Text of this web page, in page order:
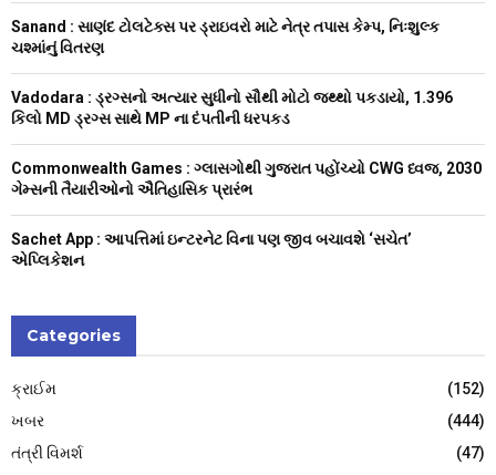
Sanand : સાણંદ ટોલટેક્સ પર ડ્રાઇવરો માટે નેત્ર તપાસ કેમ્પ, નિઃશુલ્ક
ચશ્માંનું વિતરણ
Vadodara : ડ્રગ્સનો અત્યાર સુધીનો સૌથી મોટો જથ્થો પકડાયો, 1.396
કિલો MD ડ્રગ્સ સાથે MP ના દંપતીની ધરપકડ
Commonwealth Games : ગ્લાસગોથી ગુજરાત પહોંચ્યો CWG ધ્વજ, 2030
ગેમ્સની તૈયારીઓનો ઐતિહાસિક પ્રારંભ
Sachet App : આપત્તિમાં ઇન્ટરનેટ વિના પણ જીવ બચાવશે ‘સચેત’
એપ્લિકેશન
Categories
ક્રાઈમ
(152)
ખબર
(444)
તંત્રી વિમર્શ
(47)